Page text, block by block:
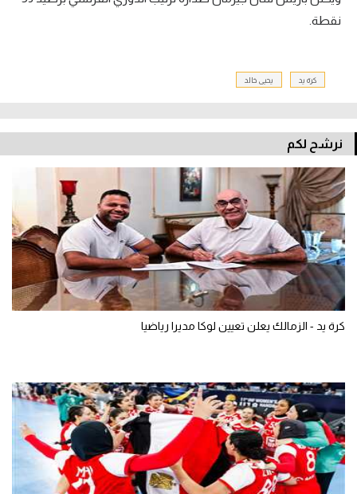
نقطة.
كرة يد يحيى خالد
نرشح لكم
كرة يد - الزمالك يعلن تعيين لوكا مديرا رياضيا